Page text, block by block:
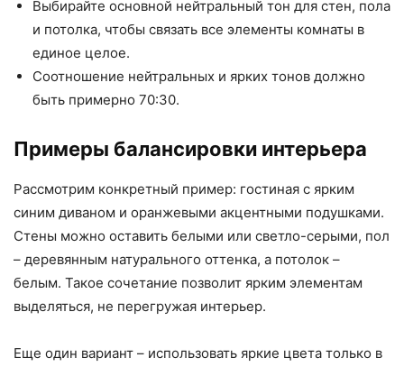
Выбирайте основной нейтральный тон для стен, пола
и потолка, чтобы связать все элементы комнаты в
единое целое.
Соотношение нейтральных и ярких тонов должно
быть примерно 70:30.
Примеры балансировки интерьера
Рассмотрим конкретный пример: гостиная с ярким
синим диваном и оранжевыми акцентными подушками.
Стены можно оставить белыми или светло-серыми, пол
– деревянным натурального оттенка, а потолок –
белым. Такое сочетание позволит ярким элементам
выделяться, не перегружая интерьер.
Еще один вариант – использовать яркие цвета только в